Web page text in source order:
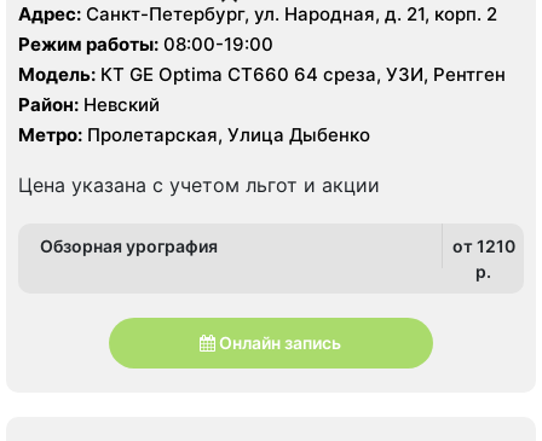
Адрес: Санкт-Петербург, ул. Народная, д. 21, корп. 2
Режим работы: 08:00-19:00
Модель: КТ GE Optima CT660 64 среза, УЗИ, Рентген
Район: Невский
Метро: Пролетарская, Улица Дыбенко
Цена указана с учетом льгот и акции
Обзорная урография
от 1210
p.
Онлайн запись